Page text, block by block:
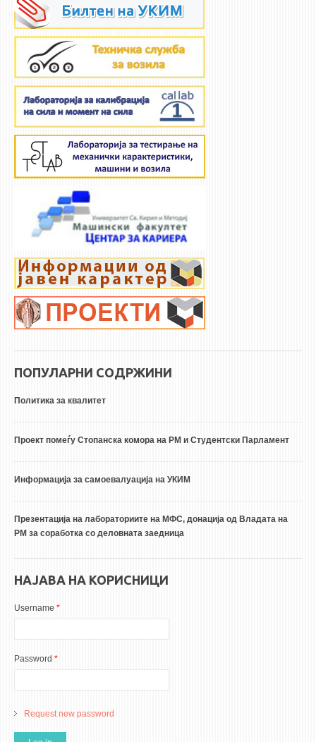
ПОПУЛАРНИ СОДРЖИНИ
Политика за квалитет
Проект помеѓу Стопанска комора на РМ и Студентски Парламент
Информација за самоевалуација на УКИМ
Презентација на лабораториите на МФС, донација од Владата на
РМ за соработка со деловната заедница
НАЈАВА НА КОРИСНИЦИ
Username *
Password *
Request new password